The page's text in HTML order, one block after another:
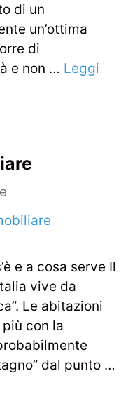
di un
un’ottima
di
e non … Leggi
e a cosa serve Il
vive da
Le abitazioni
con la
dal punto …